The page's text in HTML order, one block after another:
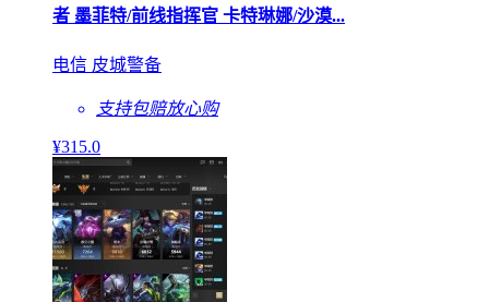
者 墨菲特/前线指挥官 卡特琳娜/沙漠...
电信 皮城警备
支持包赔放心购
¥315.0